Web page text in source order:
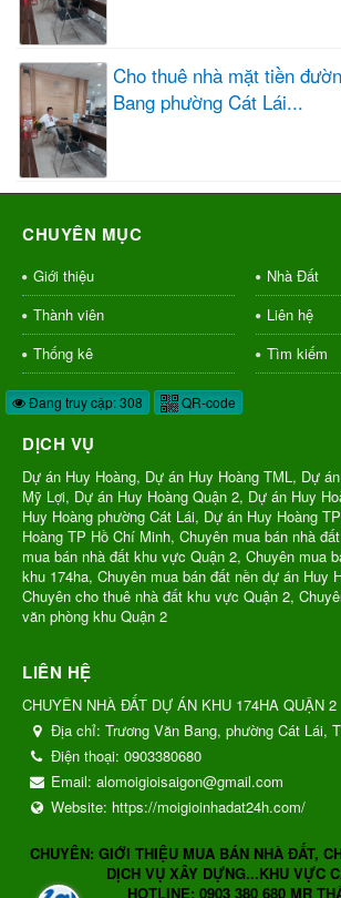
Cho thuê nhà mặt tiền
Bang phường Cát Lái...
CHUYÊN MỤC
Giới thiệu
Nhà Đất
Thành viên
Liên hệ
Thống kê
Tìm kiếm
Đang truy cập: 308 QR-code
DỊCH VỤ
Dự án Huy Hoàng, Dự án Huy Hoàng TML, Dự
Mỹ Lợi, Dự án Huy Hoàng Quận 2, Dự án Huy
Huy Hoàng phường Cát Lái, Dự án Huy Hoàng
Hoàng TP Hồ Chí Minh, Chuyên mua bán nhà
mua bán nhà đất khu vực Quận 2, Chuyên mua
khu 174ha, Chuyên mua bán đất nền dự án Huy
Chuyên cho thuê nhà đất khu vực Quận 2,
văn phòng khu Quận 2
LIÊN HỆ
CHUYÊN NHÀ ĐẤT DỰ ÁN KHU 174HA QUẬN 2
Địa chỉ: Trương Văn Bang, phường Cát Lái,
Điện thoại: 0903380680
Email: alomoigioisaigon@gmail.com
Website: https://moigioinhadat24h.com/
CHUYÊN: GIỚI THIỆU MUA BÁN NHÀ ĐẤT,
DỊCH VỤ XÂY DỰNG...KHU VỰC
HOTLINE: 0903 380 680 MR